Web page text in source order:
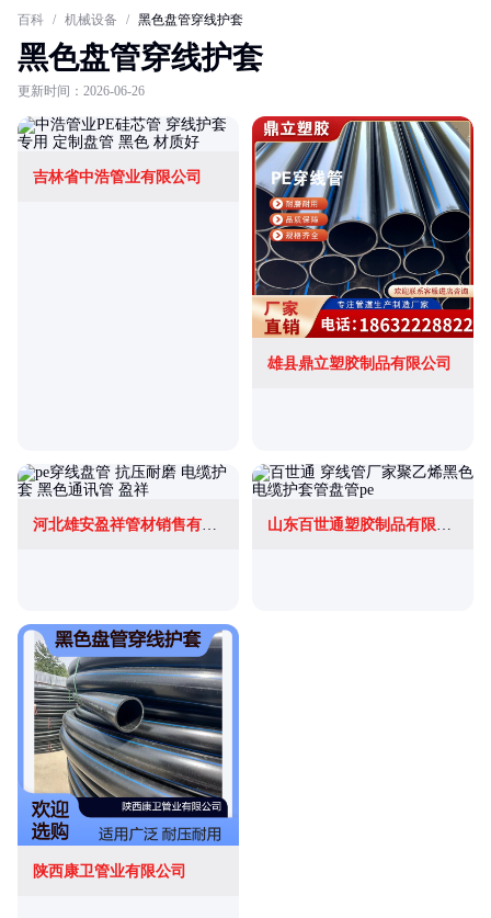
百科 / 机械设备 / 黑色盘管穿线护套
黑色盘管穿线护套
更新时间：2026-06-26
吉林省中浩管业有限公司
雄县鼎立塑胶制品有限公司
陕西康卫管业有限公司